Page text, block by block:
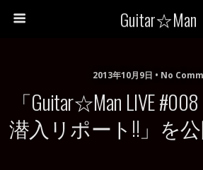
Guitar☆Man
2013年10月9日 • No
「Guitar☆Man LIVE
潜入リポート!!」を